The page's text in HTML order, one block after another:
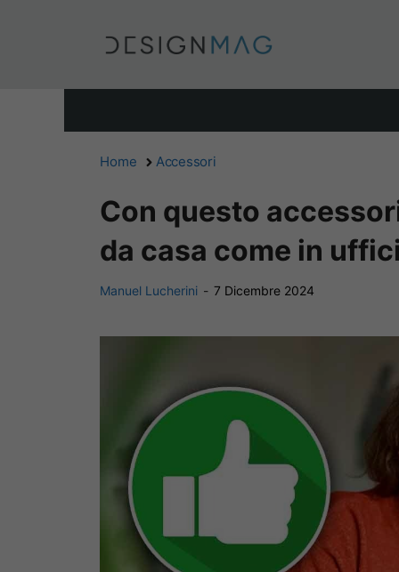
Home Accessori
Con questo
da casa come in
Manuel Lucherini - 7 Dicembre 2024